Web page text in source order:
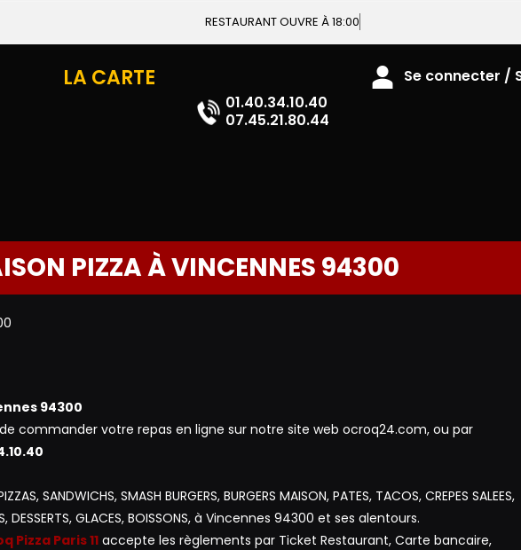
RESTAURANT OUVRE À 18:00
LA CARTE
07.45.21.80.44
Se connecter /
PIZZA À VINCENNES 94300
94300
commander votre repas en ligne sur notre site web ocroq24.com, ou par
SANDWICHS, SMASH BURGERS, BURGERS MAISON, PATES, TACOS, CREPES SALEES,
DESSERTS, GLACES, BOISSONS, à Vincennes 94300 et ses alentours.
Pizza Paris 11accepte les règlements par Ticket Restaurant, Carte bancaire,